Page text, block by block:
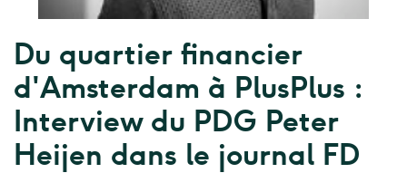
Du quartier financier
d'Amsterdam à PlusPlus :
Interview du PDG Peter
Heijen dans le journal FD